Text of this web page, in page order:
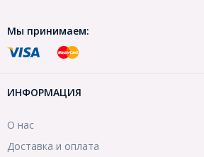
Мы принимаем:
ИНФОРМАЦИЯ
О нас
Доставка и оплата